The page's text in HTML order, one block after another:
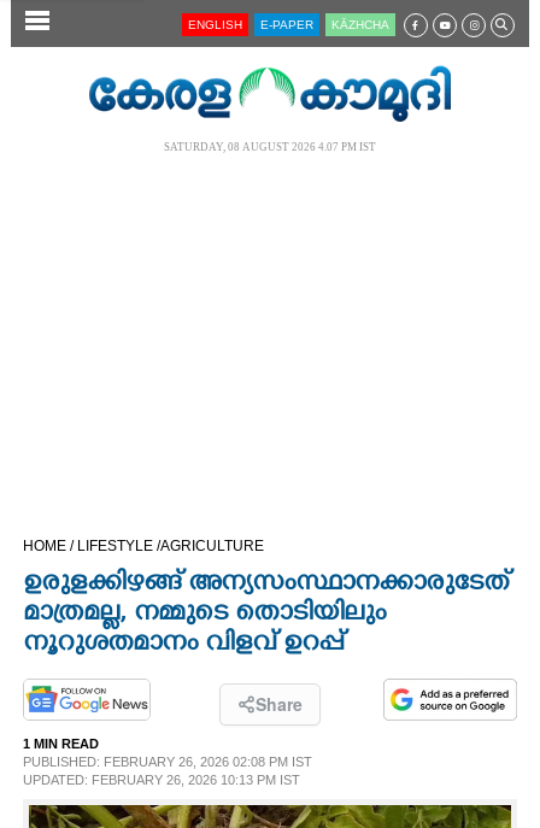
SECTIONS
OPINION
PHOTOS
LIFESTYLE
ENGLISH E-PAPER KĀZHCHA
SATURDAY, 08 AUGUST 2026 4.07 PM IST
HOME / LIFESTYLE /AGRICULTURE
ഉരുളക്കിഴങ്ങ് അന്യസംസ്ഥാനക്കാരുടേത്
മാത്രമല്ല, നമ്മുടെ തൊടിയിലും
നൂറുശതമാനം വിളവ് ഉറപ്പ്
Share
1 MIN READ
PUBLISHED: FEBRUARY 26, 2026 02:08 PM IST
UPDATED: FEBRUARY 26, 2026 10:13 PM IST